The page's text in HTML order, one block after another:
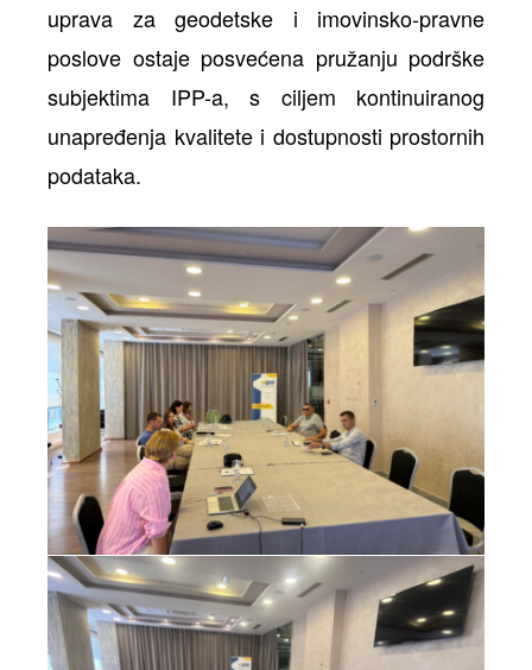
uprava za geodetske i imovinsko-pravne
poslove ostaje posvećena pružanju podrške
subjektima IPP-a, s ciljem kontinuiranog
unapređenja kvalitete i dostupnosti prostornih
podataka.